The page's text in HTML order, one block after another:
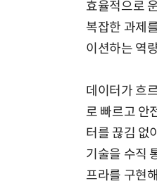
효율적으로
복잡한 과제
이션하는 역
데이터가 흐
로 빠르고 안
터를 끊김 없
기술을 수직
프라를 구현